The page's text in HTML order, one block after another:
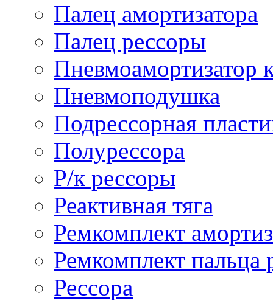
Палец амортизатора
Палец рессоры
Пневмоамортизатор
Пневмоподушка
Подрессорная
Полурессора
Р/к рессоры
Реактивная тяга
Ремкомплект
Ремкомплект пальца
Рессора